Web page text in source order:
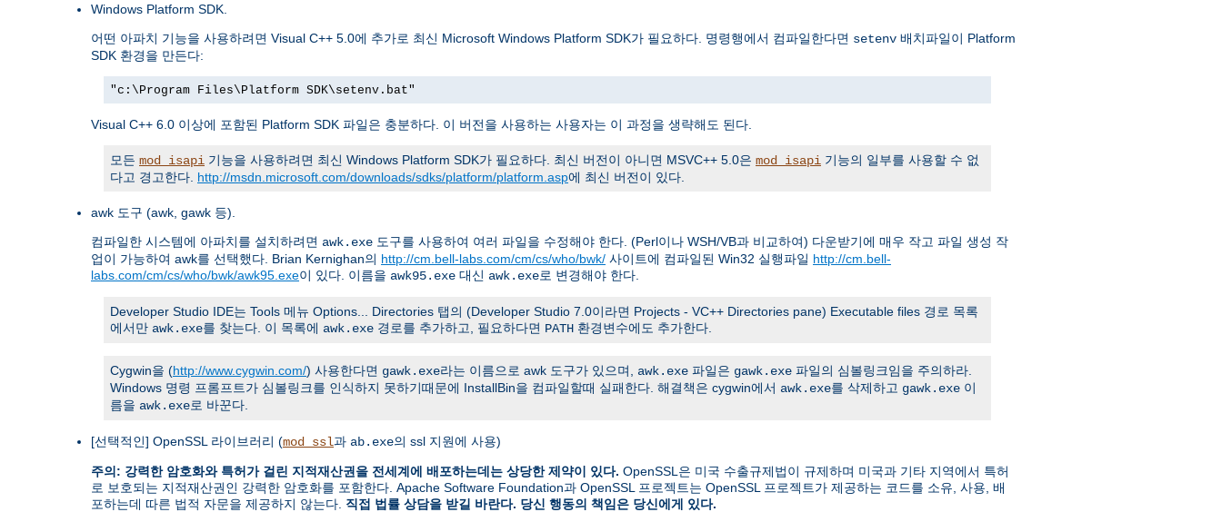
Windows Platform SDK.
어떤 아파치 기능을 사용하려면 Visual C++ 5.0에 추가로 최신 Microsoft Windows Platform SDK가 필요하다. 명령행에서 컴파일한다면 setenv 배치파일이 Platform
SDK 환경을 만든다:
"c:\Program Files\Platform SDK\setenv.bat"
Visual C++ 6.0 이상에 포함된 Platform SDK 파일은 충분하다. 이 버전을 사용하는 사용자는 이 과정을 생략해도 된다.
모든 mod_isapi 기능을 사용하려면 최신 Windows Platform SDK가 필요하다. 최신 버전이 아니면 MSVC++ 5.0은 mod_isapi 기능의 일부를 사용할 수 없
다고 경고한다. http://msdn.microsoft.com/downloads/sdks/platform/platform.asp에 최신 버전이 있다.
awk 도구 (awk, gawk 등).
컴파일한 시스템에 아파치를 설치하려면 awk.exe 도구를 사용하여 여러 파일을 수정해야 한다. (Perl이나 WSH/VB과 비교하여) 다운받기에 매우 작고 파일 생성 작
업이 가능하여 awk를 선택했다. Brian Kernighan의 http://cm.bell-labs.com/cm/cs/who/bwk/ 사이트에 컴파일된 Win32 실행파일 http://cm.bell-
labs.com/cm/cs/who/bwk/awk95.exe이 있다. 이름을 awk95.exe 대신 awk.exe로 변경해야 한다.
Developer Studio IDE는 Tools 메뉴 Options... Directories 탭의 (Developer Studio 7.0이라면 Projects - VC++ Directories pane) Executable files 경로 목록
에서만 awk.exe를 찾는다. 이 목록에 awk.exe 경로를 추가하고, 필요하다면 PATH 환경변수에도 추가한다.
Cygwin을 (http://www.cygwin.com/) 사용한다면 gawk.exe라는 이름으로 awk 도구가 있으며, awk.exe 파일은 gawk.exe 파일의 심볼링크임을 주의하라.
Windows 명령 프롬프트가 심볼링크를 인식하지 못하기때문에 InstallBin을 컴파일할때 실패한다. 해결책은 cygwin에서 awk.exe를 삭제하고 gawk.exe 이
름을 awk.exe로 바꾼다.
[선택적인] OpenSSL 라이브러리 (mod_ssl과 ab.exe의 ssl 지원에 사용)
주의: 강력한 암호화와 특허가 걸린 지적재산권을 전세계에 배포하는데는 상당한 제약이 있다. OpenSSL은 미국 수출규제법이 규제하며 미국과 기타 지역에서 특허
로 보호되는 지적재산권인 강력한 암호화를 포함한다. Apache Software Foundation과 OpenSSL 프로젝트는 OpenSSL 프로젝트가 제공하는 코드를 소유, 사용, 배
포하는데 따른 법적 자문을 제공하지 않는다. 직접 법률 상담을 받길 바란다. 당신 행동의 책임은 당신에게 있다.